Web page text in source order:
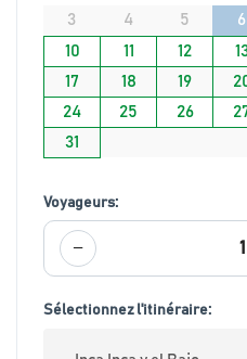
3
4 5 6
10
11 12
17
18 19
24
25 26
31
Voyageurs:
− 1
Sélectionnez l'itinéraire: